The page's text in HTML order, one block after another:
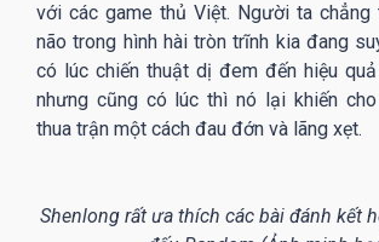
với các game thủ Việt. Người ta chẳng
não trong hình hài tròn trĩnh kia đang
có lúc chiến thuật dị đem đến hiệu
nhưng cũng có lúc thì nó lại khiến
thua trận một cách đau đớn và lãng xẹt.
Shenlong rất ưa thích các bài đánh kết